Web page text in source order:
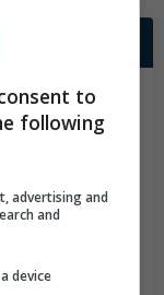
to
following
advertising and
and
device